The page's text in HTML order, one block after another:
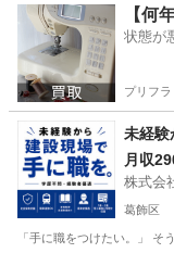
東京 江戸川区 そ
【何
状態が
プリフラ
未経験
月収
株式
葛飾区
「手に職をつけたい。」